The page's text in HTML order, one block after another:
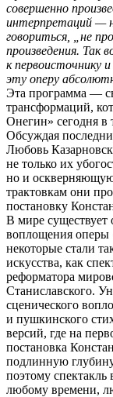
совершенно
интерпретаций —
говориться, „не
произведения. Так
к первоисточнику
эту оперу
Эта программа —
трансформаций,
Онегин» сегодня в
Обсуждая
Любовь
не только их
но и
трактовкам они
постановку
В мире существует
воплощения оперы
некоторые стали
искусства, как
реформатора
Станиславского.
сценического
и пушкинского
версий, где на
постановка
подлинную
поэтому спектакль
любому времени,